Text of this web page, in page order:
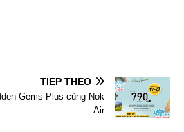
TIẾP THEO
Gems Plus cùng Nok
Air